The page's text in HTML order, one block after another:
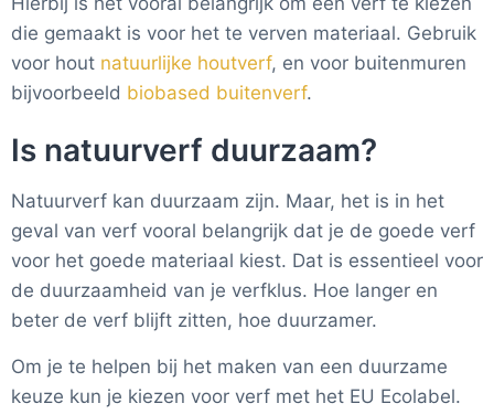
die gemaakt is voor het te verven materiaal. Gebruik
voor hout natuurlijke houtverf, en voor buitenmuren
bijvoorbeeld biobased buitenverf.
Is natuurverf duurzaam?
Natuurverf kan duurzaam zijn. Maar, het is in het
geval van verf vooral belangrijk dat je de goede verf
voor het goede materiaal kiest. Dat is essentieel voor
de duurzaamheid van je verfklus. Hoe langer en
beter de verf blijft zitten, hoe duurzamer.
Om je te helpen bij het maken van een duurzame
keuze kun je kiezen voor verf met het EU Ecolabel.